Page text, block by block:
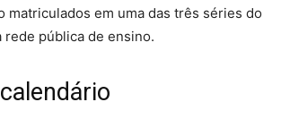
matriculados em uma das três séries do
rede pública de ensino.